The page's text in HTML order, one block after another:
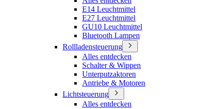
E14 Leuchtmittel
E27 Leuchtmittel
GU10 Leuchtmittel
Bluetooth Lampen
Rollladensteuerung
Alles entdecken
Schalter & Wippen
Unterputzaktoren
Antriebe & Motoren
Lichtsteuerung
Alles entdecken